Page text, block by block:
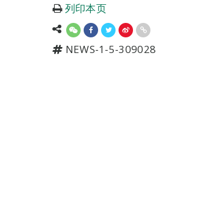
列印本页
NEWS-1-5-309028